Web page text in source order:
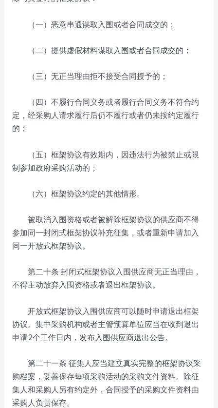
（一）恶意串通谋取入围或者合同成交的；
（二）提供虚假材料谋取入围或者合同成交的；
（三）无正当理由拒不接受合同授予的；
（四）不履行合同义务或者履行合同义务不符合约
定，经采购人请求履行后仍不履行或者仍未按约定履行
的；
（五）框架协议有效期内，因违法行为被禁止或限
制参加政府采购活动的；
（六）框架协议约定的其他情形。
被取消入围资格或者被解除框架协议的供应商不得
参加同一封闭式框架协议补充征集，或者重新申请加入
同一开放式框架协议。
第二十条 封闭式框架协议入围供应商无正当理由，
不得主动放弃入围资格或者退出框架协议。
开放式框架协议入围供应商可以随时申请退出框架
协议。集中采购机构或者主管预算单位应当在收到退出
申请2个工作日内，发布入围供应商退出公告。
第二十一条 征集人应当建立真实完整的框架协议采
购档案，妥善保存每项采购活动的采购文件资料。除征
集人和采购人另有约定外，合同授予的采购文件资料由
采购人负责保存。